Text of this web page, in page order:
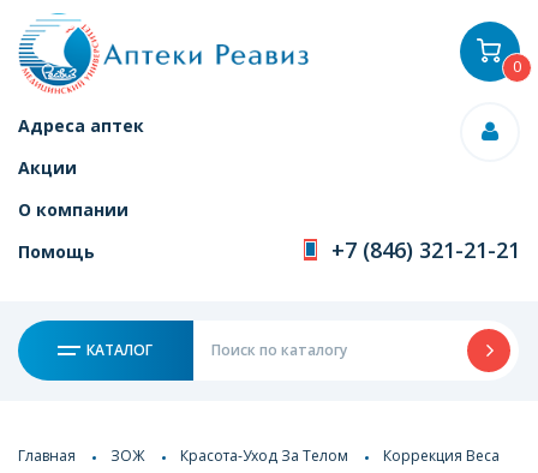
Адреса аптек
Акции
О компании
Помощь
+7 (846) 321-21-21
КАТАЛОГ
0
Главная ЗОЖ Красота-Уход За Телом
Коррекция Веса